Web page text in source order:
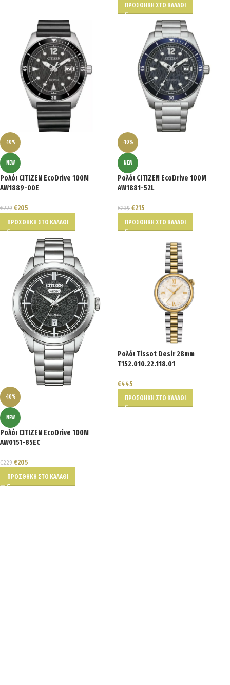
ΠΡΟΣΘΉΚΗ ΣΤΟ ΚΑΛΆΘΙ
-10%
NEW
Ρολόι CITIZEN EcoDrive 100M
AW1889-00E
€229 €205
ΠΡΟΣΘΉΚΗ ΣΤΟ ΚΑΛΆΘΙ
-10%
NEW
Ρολόι CITIZEN EcoDrive 100M
AW1881-52L
€239 €215
ΠΡΟΣΘΉΚΗ ΣΤΟ ΚΑΛΆΘΙ
-10%
NEW
Ρολόι CITIZEN EcoDrive 100M
AW0151-85EC
€229 €205
ΠΡΟΣΘΉΚΗ ΣΤΟ ΚΑΛΆΘΙ
Ρολόι Tissot Desir 28mm
T152.010.22.118.01
€445
ΠΡΟΣΘΉΚΗ ΣΤΟ ΚΑΛΆΘΙ